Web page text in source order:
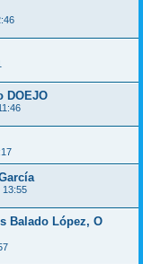
DOEJO
13:55
Balado López, O